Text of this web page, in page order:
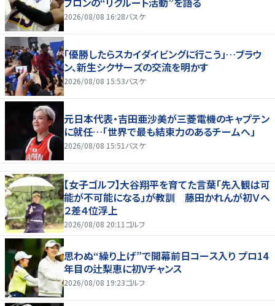
2026/08/08 16:28バスケ
「優勝したらスカイダイビングに行こう」…ブラウ
ン、新生シクサーズの交流を明かす
2026/08/08 15:53バスケ
元日本代表・吉田亜沙美が三菱電機のキャプテン
に就任…「世界で最も結束力のあるチームへ」
2026/08/08 15:51 バスケ
【女子ゴルフ】大谷翔平を育てた言葉「先入観は可
能が不可能になる」が教訓 藤田かれんが初Ｖへ
２差４位浮上
2026/08/08 20:11ゴルフ
思わぬ“繰り上げ”で開幕前日コース入り プロ14
年目の辻梨恵に初Vチャンス
2026/08/08 19:23ゴルフ